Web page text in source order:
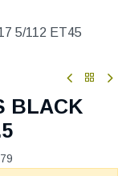
5/112 ET45
BLACK